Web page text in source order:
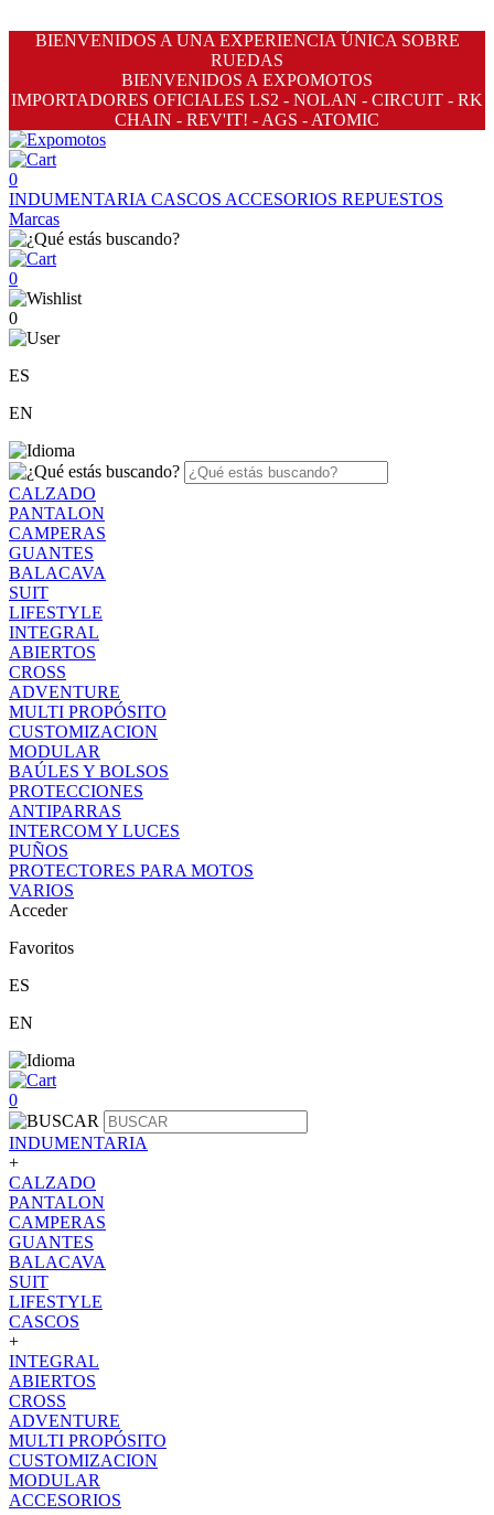
BIENVENIDOS A UNA EXPERIENCIA ÚNICA SOBRE
RUEDAS
BIENVENIDOS A EXPOMOTOS
IMPORTADORES OFICIALES LS2 - NOLAN - CIRCUIT - RK
CHAIN - REV'IT! - AGS - ATOMIC
0
INDUMENTARIA CASCOS ACCESORIOS REPUESTOS
Marcas
0
0
ES
EN
CALZADO
PANTALON
CAMPERAS
GUANTES
BALACAVA
SUIT
LIFESTYLE
INTEGRAL
ABIERTOS
CROSS
ADVENTURE
MULTI PROPÓSITO
CUSTOMIZACION
MODULAR
BAÚLES Y BOLSOS
PROTECCIONES
ANTIPARRAS
INTERCOM Y LUCES
PUÑOS
PROTECTORES PARA MOTOS
VARIOS
Acceder
Favoritos
ES
EN
0
INDUMENTARIA
+
CALZADO
PANTALON
CAMPERAS
GUANTES
BALACAVA
SUIT
LIFESTYLE
CASCOS
+
INTEGRAL
ABIERTOS
CROSS
ADVENTURE
MULTI PROPÓSITO
CUSTOMIZACION
MODULAR
ACCESORIOS